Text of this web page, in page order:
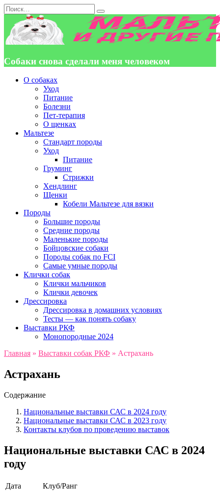
Перейти
к
содержанию
Search
for:
Собаки снова сделали меня человеком
О собаках
Уход
Питание
Болезни
Пет-терапия
О щенках
Мальтезе
Стандарт породы
Уход
Питание
Груминг
Стрижки
Хендлинг
Щенки
Кобели Мальтезе для вязки
Породы
Большие породы
Средние породы
Маленькие породы
Бойцовские собаки
Породы собак по FCI
Самые умные породы
Клички собак
Клички мальчиков
Клички девочек
Дрессировка
Дрессировка в домашних условиях
Тесты — как понять собаку
Выставки РКФ
Монопородные 2024
Главная » Выставки собак РКФ » Астрахань
Астрахань
Содержание
Национальные выставки САС в 2024 году
Национальные выставки САС в 2023 году
Контакты клубов по проведению выставок
Национальные выставки САС в 2024
году
Дата
Клуб/Ранг